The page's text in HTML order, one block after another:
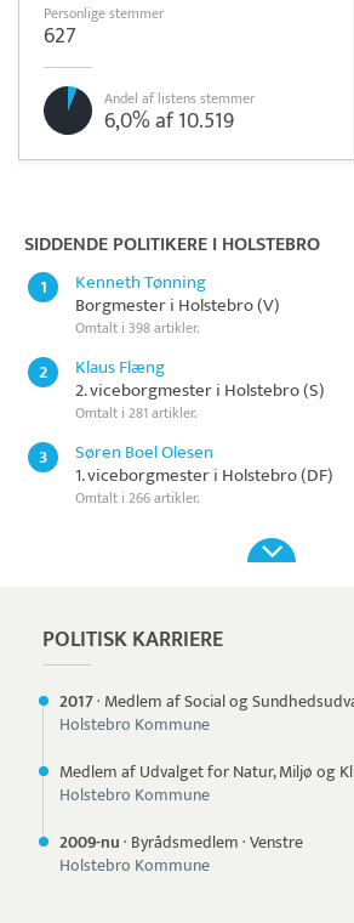
Personlige stemmer
627
Andel af listens stemmer
6,0% af 10.519
SIDDENDE POLITIKERE I HOLSTEBRO
1 Kenneth Tønning
Borgmester i Holstebro (V)
Omtalt i 398 artikler.
2 Klaus Flæng
2. viceborgmester i Holstebro (S)
Omtalt i 281 artikler.
3 Søren Boel Olesen
1. viceborgmester i Holstebro (DF)
Omtalt i 266 artikler.
POLITISK KARRIERE
2017· Medlem af Social og
Holstebro Kommune
Medlem af Udvalget for Natur, Miljø og
Holstebro Kommune
2009-nu· Byrådsmedlem·Venstre
Holstebro Kommune